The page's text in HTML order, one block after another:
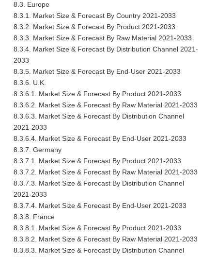
8.3. Europe
8.3.1. Market Size & Forecast By Country 2021-2033
8.3.2. Market Size & Forecast By Product 2021-2033
8.3.3. Market Size & Forecast By Raw Material 2021-2033
8.3.4. Market Size & Forecast By Distribution Channel 2021-
2033
8.3.5. Market Size & Forecast By End-User 2021-2033
8.3.6. U.K.
8.3.6.1. Market Size & Forecast By Product 2021-2033
8.3.6.2. Market Size & Forecast By Raw Material 2021-2033
8.3.6.3. Market Size & Forecast By Distribution Channel
2021-2033
8.3.6.4. Market Size & Forecast By End-User 2021-2033
8.3.7. Germany
8.3.7.1. Market Size & Forecast By Product 2021-2033
8.3.7.2. Market Size & Forecast By Raw Material 2021-2033
8.3.7.3. Market Size & Forecast By Distribution Channel
2021-2033
8.3.7.4. Market Size & Forecast By End-User 2021-2033
8.3.8. France
8.3.8.1. Market Size & Forecast By Product 2021-2033
8.3.8.2. Market Size & Forecast By Raw Material 2021-2033
8.3.8.3. Market Size & Forecast By Distribution Channel